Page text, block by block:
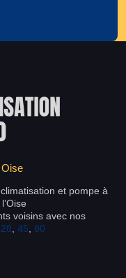
et pompe à
voisins avec nos
28 45 80